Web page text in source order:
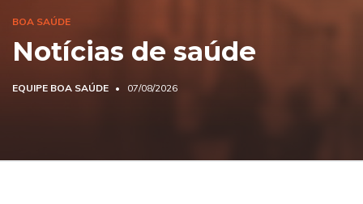
BOA SAÚDE
Notícias de saúde
EQUIPE BOA SAÚDE 07/08/2026